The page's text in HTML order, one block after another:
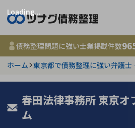
事
更
債務整理問題に強い士業掲載件数
ホーム 東京都で債務整理に強い弁護士
春田法律事務所 東京オ
ム
Loading...